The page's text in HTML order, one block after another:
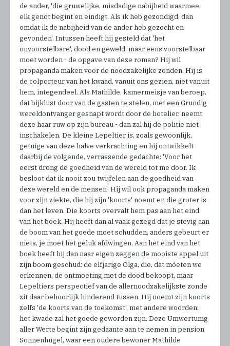
de ander, 'die gruwelijke, misdadige nabijheid waarmee
elk genot begint en eindigt. Als ik heb gezondigd, dan
omdat ik de nabijheid van de ander heb gezocht en
gevonden'. Intussen heeft hij gesteld dat 'het
onvoorstelbare', dood en geweld, maar eens voorstelbaar
moet worden - de opgave van deze roman? Hij wil
propaganda maken voor de noodzakelijke zonden. Hij is
de colporteur van het kwaad, vanuit ons gezien, niet vanuit
hem, integendeel. Als Mathilde, kamermeisje van beroep,
dat bijklust door van de gasten te stelen, met een Grundig
wereldontvanger gesnapt wordt door de hotelier, neemt
deze haar ruw op zijn bureau - dan zal hij de politie niet
inschakelen. De kleine Lepeltier is, zoals gewoonlijk,
getuige van deze halve verkrachting en hij ontwikkelt
daarbij de volgende, verrassende gedachte: 'Voor het
eerst drong de goedheid van de wereld tot me door. Ik
besloot dat ik nooit zou twijfelen aan de goedheid van
deze wereld en de mensen'. Hij wil ook propaganda maken
voor zijn ziekte, die hij zijn 'koorts' noemt en die groter is
dan het leven. Die koorts overvalt hem pas aan het eind
van het boek. Hij heeft dan al vaak gezegd dat je stevig aan
de boom van het goede moet schudden, anders gebeurt er
niets, je moet het geluk afdwingen. Aan het eind van het
boek heeft hij dan naar eigen zeggen de mooiste appel uit
zijn boom geschud: de elfjarige Olga, die, dat móeten we
erkennen, de ontmoeting met de dood bekoopt, maar
Lepeltiers perspectief van de allernoodzakelijkste zonde
zit daar behoorlijk hinderend tussen. Hij noemt zijn koorts
zelfs 'de koorts van de toekomst', met andere woorden:
het kwade zal het goede geworden zijn. Deze Umwertumg
aller Werte begint zijn gedaante aan te nemen in pension
Sonnenhügel, waar een oudere bewoner Mathilde